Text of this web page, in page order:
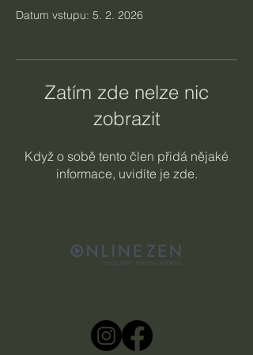
Datum vstupu: 5. 2. 2026
Zatím zde nelze nic
zobrazit
Když o sobě tento člen přidá nějaké
informace, uvidíte je zde.